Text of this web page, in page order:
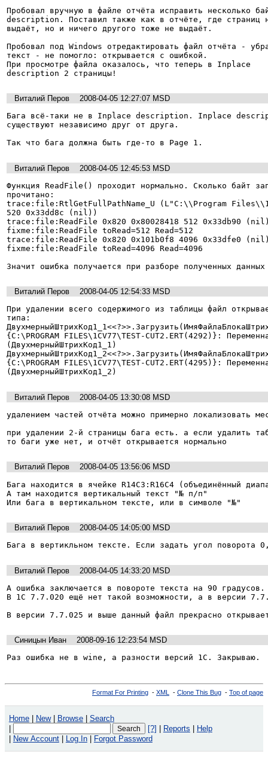
Пробовал вручную в файле отчёта исправить несколько
description. Поставил также как в отчёте, где страниц
выдаёт, но и ничего другого тоже не выдаёт.
Пробовал под Windows отредактировать файл отчёта -
текст - не помогло: открывается с ошибкой.
При просмотре файла оказалось, что теперь в Inplace
description 2 страницы!
Виталий Перов
2008-04-05 12:27:07 MSD
Бага всё-таки не в Inplace description. Inplace
существуют независимо друг от друга.
Так что бага должна быть где-то в Page 1.
Виталий Перов
2008-04-05 12:45:53 MSD
Функция ReadFile() проходит нормально. Сколько байт
прочитано:
trace:file:RtlGetFullPathName_U (L"C:\\Program
520 0x33dd8c (nil))
trace:file:ReadFile 0x820 0x80028418 512 0x33db90
fixme:file:ReadFile toRead=512 Read=512
trace:file:ReadFile 0x820 0x101b0f8 4096 0x33dfe0
fixme:file:ReadFile toRead=4096 Read=4096
Значит ошибка получается при разборе полученных данных
Виталий Перов
2008-04-05 12:54:33 MSD
При удалении всего содержимого из таблицы файл
типа:
{C:\PROGRAM FILES\1CV77\TEST-CUT2.ERT(4292)}:
(ДвухмерныйШтрихКод1_1)
{C:\PROGRAM FILES\1CV77\TEST-CUT2.ERT(4295)}:
(ДвухмерныйШтрихКод1_2)
Виталий Перов
2008-04-05 13:30:08 MSD
удалением частей отчёта можно примерно локализовать
при удалении 2-й страницы бага есть. а если удалить
то баги уже нет, и отчёт открывается нормально
Виталий Перов
2008-04-05 13:56:06 MSD
Бага находится в ячейке R14C3:R16C4 (объединённый
А там находится вертикальный текст "№ п/п"
Или бага в вертикальном тексте, или в символе "№"
Виталий Перов
2008-04-05 14:05:00 MSD
Бага в вертикльном тексте. Если задать угол поворота
Виталий Перов
2008-04-05 14:33:20 MSD
А ошибка заключается в повороте текста на 90 градусов.
В 1C 7.7.020 ещё нет такой возможности, а в версии
В версии 7.7.025 и выше данный файл прекрасно
Синицын Иван
2008-09-16 12:23:54 MSD
Раз ошибка не в wine, а разности версий 1С. Закрываю.
Format For Printing - XML - Clone This Bug - Top of page
Home New Browse
Search
[?] Reports
Help
New Account Log In Forgot Password